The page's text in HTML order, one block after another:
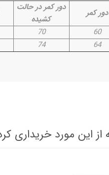
دور کمر
دور کمر در حالت
کشیده
60
70
64
74
این مورد خریداری